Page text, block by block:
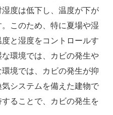
度は低下し、温度が下が
このため、特に夏場や湿
と湿度をコントロールす
環境では、カビの発生や
境では、カビの発生が抑
システムを備えた建物で
ることで、カビの発生を